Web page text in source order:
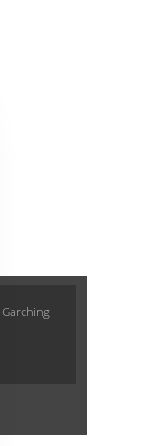
Garching